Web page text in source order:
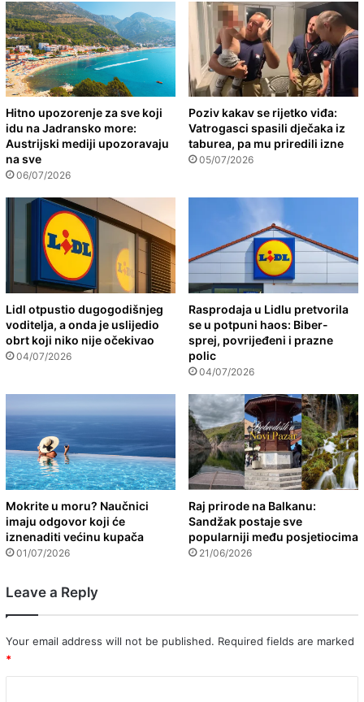
Hitno upozorenje za sve koji
idu na Jadransko more:
Austrijski mediji upozoravaju
na sve
06/07/2026
Poziv kakav se rijetko viđa:
Vatrogasci spasili dječaka iz
taburea, pa mu priredili izne
05/07/2026
Lidl otpustio dugogodišnjeg
voditelja, a onda je uslijedio
obrt koji niko nije očekivao
04/07/2026
Rasprodaja u Lidlu pretvorila
se u potpuni haos: Biber-
sprej, povrijeđeni i prazne
polic
04/07/2026
Mokrite u moru? Naučnici
imaju odgovor koji će
iznenaditi većinu kupača
01/07/2026
Raj prirode na Balkanu:
Sandžak postaje sve
popularniji među posjetiocima
21/06/2026
Leave a Reply
Your email address will not be published. Required fields are marked
*